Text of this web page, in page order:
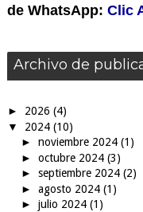
de WhatsApp: Clic
Archivo de
► 2026 (4)
▼ 2024 (10)
► noviembre 2024 (1)
► octubre 2024 (3)
► septiembre 2024 (2)
► agosto 2024 (1)
► julio 2024 (1)